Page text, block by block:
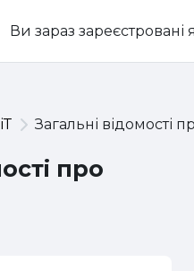
Ви зараз зареєстровані
Загальні відомості
про